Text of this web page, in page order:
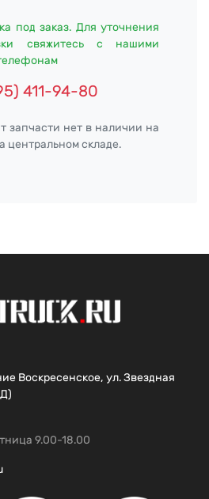
под заказ. Для уточнения
свяжитесь с нашими
411-94-80
запчасти нет в наличии на
центральном складе.
Воскресенское, ул. Звездная
9.00-18.00